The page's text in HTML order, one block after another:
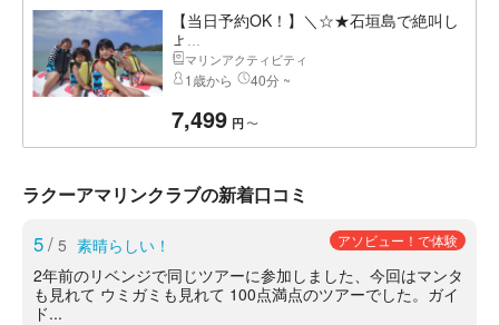
【当日予約OK！】＼☆★石垣島で絶叫し
よ...
マリンアクティビティ
1歳から 40分 ~
7,499 円 〜
ラクーアマリンクラブの新着口コミ
5/ 5 素晴らしい！ アソビュー！で体験
2年前のリベンジで同じツアーに参加しました、今回はマンタ
も見れて ウミガミも見れて 100点満点のツアーでした。ガイ
ド...